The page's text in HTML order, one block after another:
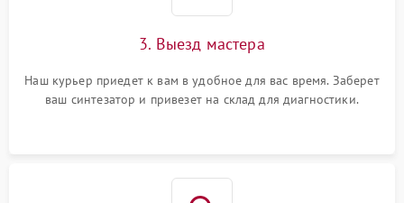
3. Выезд мастера
Наш курьер приедет к вам в удобное для вас время. Заберет
ваш синтезатор и привезет на склад для диагностики.